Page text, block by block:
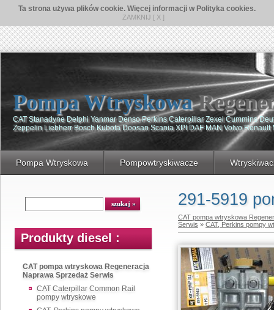
Ta strona używa plików cookie. Więcej informacji w Polityka cookies.
ZAMKNIJ [ X ]
Pompa Wtryskowa
CAT Stanadyne Delphi Yanmar Denso Perkins Caterpillar Zexel Cummins
Zeppelin Liebherr Bosch Kubota Doosan Scania XPI DAF MAN Volvo Renault
Pompa Wtryskowa Pompowtryskiwacze
Produkty diesel :
CAT pompa wtryskowa Regeneracja
Naprawa Sprzedaż Serwis
CAT Caterpillar Common Rail
pompy wtryskowe
291-5919
CAT pompa wtryskowa
Serwis » CAT, Perkins pompy